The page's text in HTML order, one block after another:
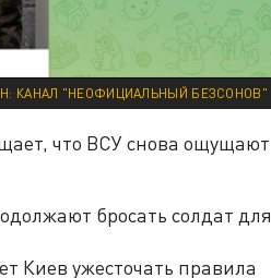
КАНАЛ "НЕОФИЦИАЛЬНЫЙ БЕЗСОНОВ"
что ВСУ снова ощущают
бросать солдат для
Киев ужесточать правила